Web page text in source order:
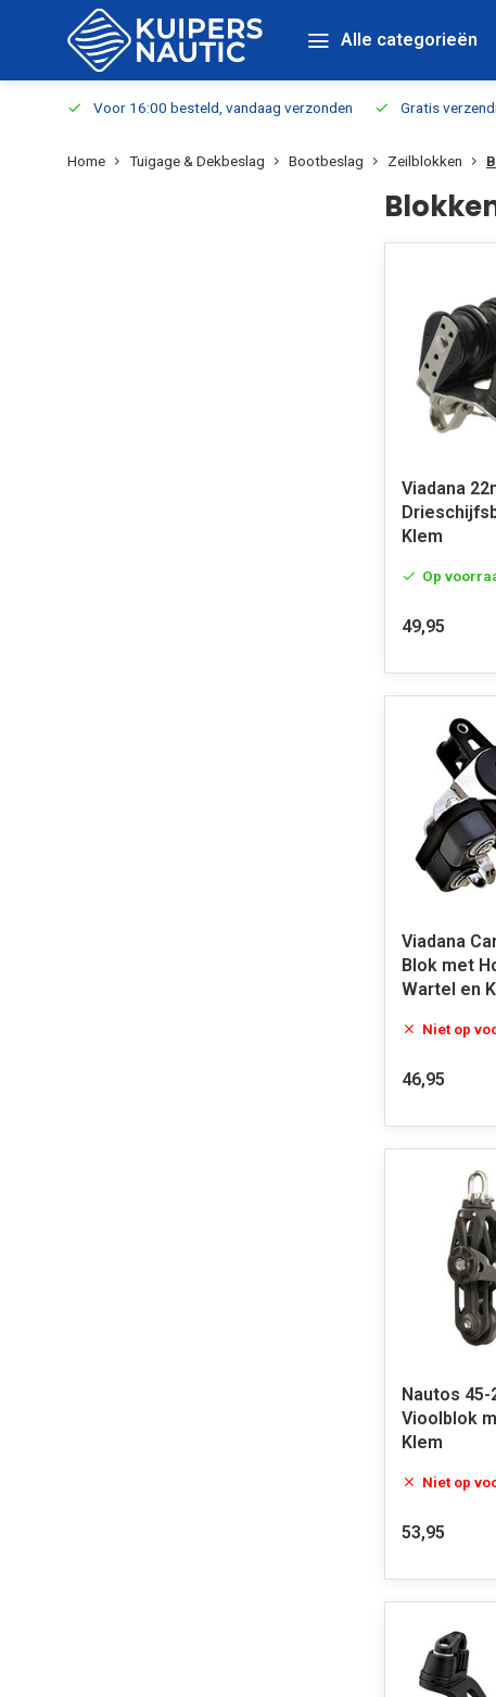
Alle categorieën
Voor 16:00 besteld, vandaag verzonden Gratis
Home Tuigage & Dekbeslag Bootbeslag Zeilblokken
Viadana
Klem
Op
49,95
Viadana
Blok met
Wartel en
Niet op
46,95
Nautos 45-
Vioolblok
Klem
Niet op
53,95